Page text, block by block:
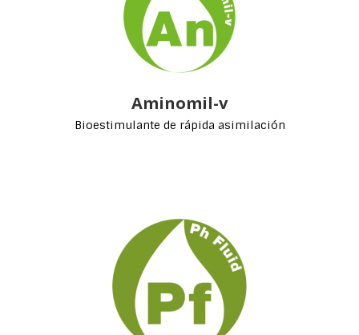
Aminomil-v
Bioestimulante de rápida asimilación